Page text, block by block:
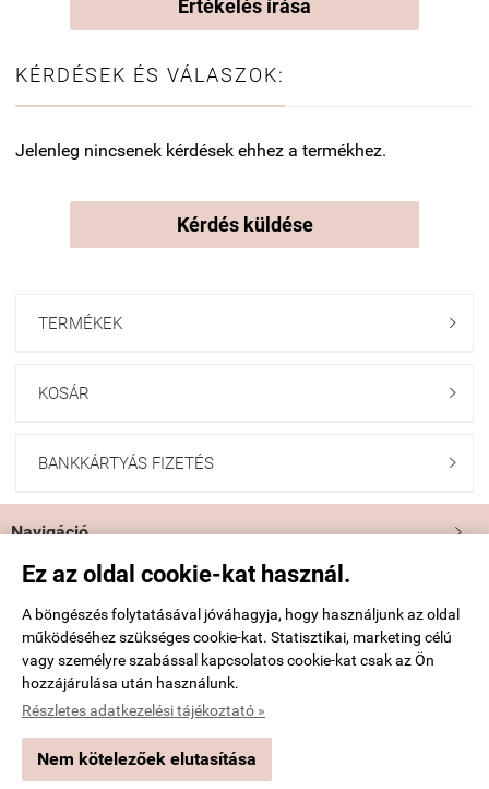
Ez az oldal cookie-kat használ.
A böngészés folytatásával jóváhagyja, hogy használjunk az oldal
működéséhez szükséges cookie-kat. Statisztikai, marketing célú
vagy személyre szabással kapcsolatos cookie-kat csak az Ön
hozzájárulása után használunk.
Részletes adatkezelési tájékoztató »
Nem kötelezőek elutasítása
Értékelés írása
KÉRDÉSEK ÉS VÁLASZOK:
Jelenleg nincsenek kérdések ehhez a termékhez.
Kérdés küldése
TERMÉKEK 
KOSÁR 
BANKKÁRTYÁS FIZETÉS 
Navigáció 
Saját fiók
Bemutatkozás
Elérhetőségek